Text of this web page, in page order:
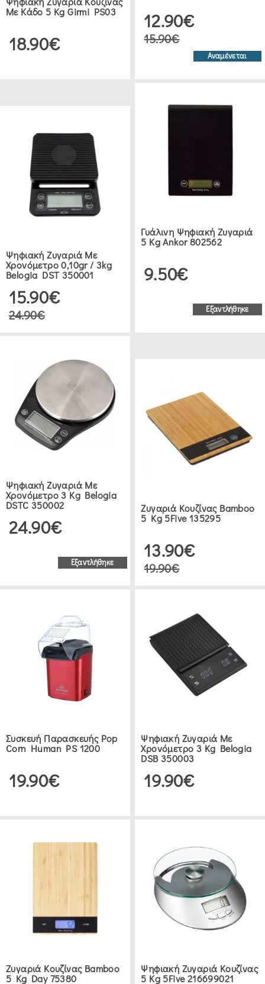
Με Κάδο 5 Kg Girmi PS03
18.90€
12.90€
15.90€
Αναμένεται
Ψηφιακή Ζυγαριά Με
Χρονόμετρο 0,10gr / 3kg
Belogia DST 350001
15.90€
24.90€
Γυάλινη Ψηφιακή Ζυγαριά
5 Kg Ankor 802562
9.50€
Εξαντλήθηκε
Ψηφιακή Ζυγαριά Με
Χρονόμετρο 3 Kg Belogia
DSTC 350002
24.90€
Εξαντλήθηκε
Ζυγαριά Κουζίνας Bamboo
5 Kg 5Five 135295
13.90€
19.90€
Συσκευή Παρασκευής Pop
Corn Human PS 1200
19.90€
Ψηφιακή Ζυγαριά Με
Χρονόμετρο 3 Kg Belogia
DSB 350003
19.90€
Ζυγαριά Κουζίνας Bamboo
5 Kg Day 75380
Ψηφιακή Ζυγαριά Κουζίνας
5 Kg 5Five 216699021